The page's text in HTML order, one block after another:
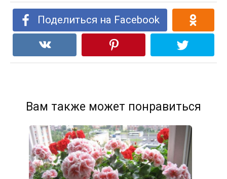
Поделиться на Facebook
Вам также может понравиться